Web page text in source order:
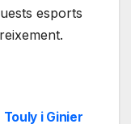
esports
Touly i Ginier